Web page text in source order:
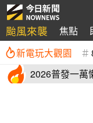
颱風來襲 焦點
新電玩大觀園
2026普發一萬